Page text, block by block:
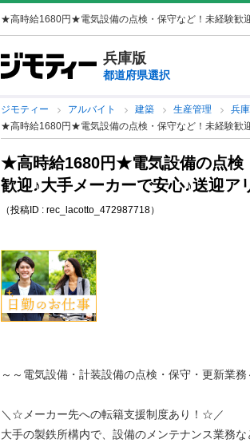
★高時給1680円★電気設備の点検・保守など！未経験歓
兵庫版
都道府県選択
ジモティー アルバイト 建築 生産管理 兵
★高時給1680円★電気設備の点検・保守など！未経験歓
★高時給1680円★電気設備の点検
歓迎♪大手メーカーで安心♪送迎
（投稿ID : rec_lacotto_472987718）
～～電気設備・計装設備の点検・保守・更新業務
＼☆メーカー先への転籍支援制度あり！☆／
大手の製鉄所構内で、設備のメンテナンス業務な